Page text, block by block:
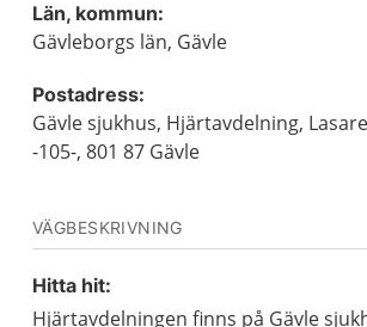
Län, kommun:
Gävleborgs län, Gävle
Postadress:
Gävle sjukhus, Hjärtavdelning,
-105-, 801 87 Gävle
VÄGBESKRIVNING
Hitta hit:
Hjärtavdelningen finns på Gävle